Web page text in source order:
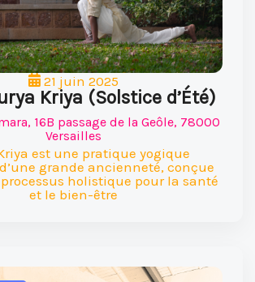
21 juin 2025
Kriya (Solstice d’Été)
16B passage de la Geôle, 78000
Versailles
est une pratique yogique
grande ancienneté, conçue
holistique pour la santé
et le bien-être